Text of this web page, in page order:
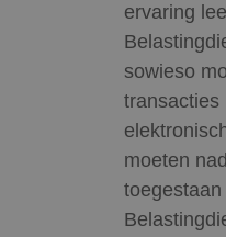
ervaring
sowieso
transacties
moeten